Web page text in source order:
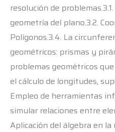
resolución de
geometría del plano.3.2.
Polígonos.3.4. La
geométricos: prismas y
problemas geométricos
el cálculo de longitudes,
Empleo de herramientas
simular relaciones entre
Aplicación del álgebra en la